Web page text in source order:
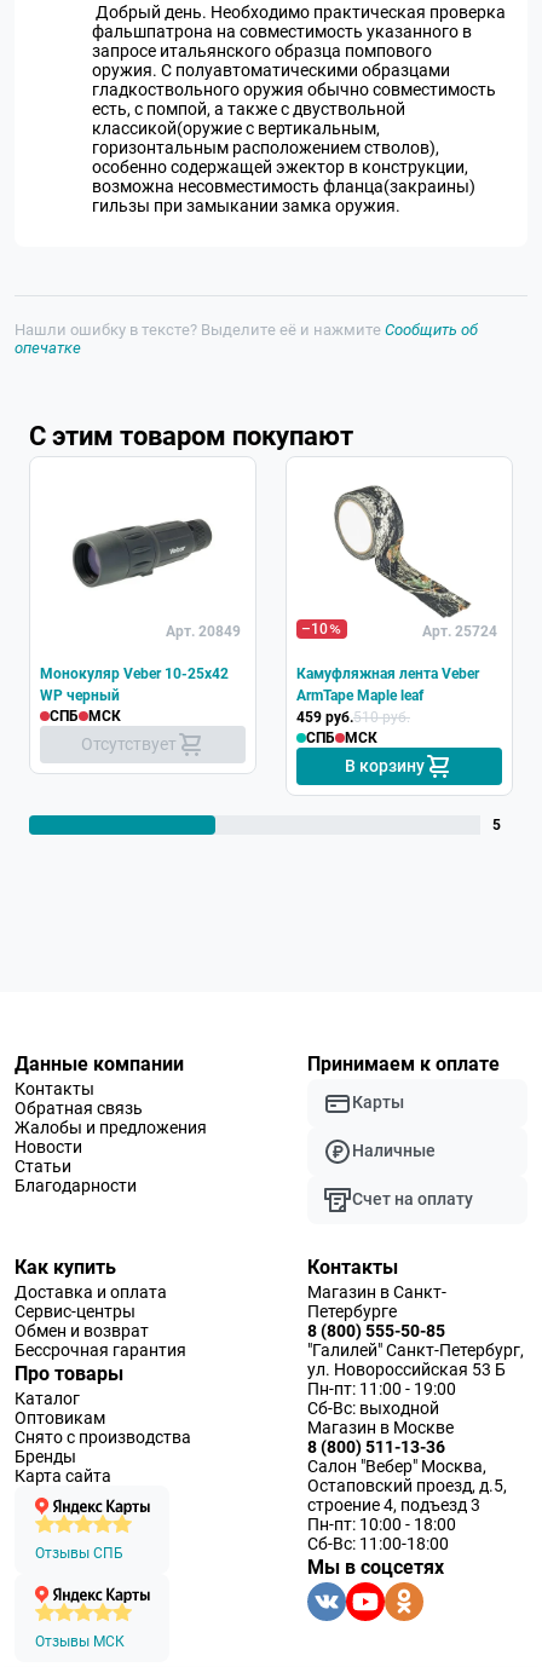
Добрый день. Необходимо практическая проверка
фальшпатрона на совместимость указанного в
запросе итальянского образца помпового
оружия. С полуавтоматическими образцами
гладкоствольного оружия обычно совместимость
есть, с помпой, а также с двуствольной
классикой(оружие с вертикальным,
горизонтальным расположением стволов),
особенно содержащей эжектор в конструкции,
возможна несовместимость фланца(закраины)
гильзы при замыкании замка оружия.
Нашли ошибку в тексте? Выделите её и нажмите Сообщить об
опечатке
С этим товаром покупают
Арт. 20849
Монокуляр Veber 10-25x42
WP черный
СПБ
МСК
Отсутствует
–10 Арт. 25724
Камуфляжная лента Veber
ArmTape Maple leaf
459 руб.510 руб.
СПБ
МСК
В корзину
5
Данные компании
Контакты
Обратная связь
Жалобы и предложения
Новости
Статьи
Благодарности
Принимаем к оплате
Карты
Наличные
Счет на оплату
Как купить
Доставка и оплата
Сервис-центры
Обмен и возврат
Бессрочная гарантия
Про товары
Каталог
Оптовикам
Снято с производства
Бренды
Карта сайта
Отзывы СПБ
Отзывы МСК
Контакты
Магазин в Санкт-
Петербурге
8 (800) 555-50-85
"Галилей" Санкт-Петербург,
ул. Новороссийская 53 Б
Пн-пт: 11:00 - 19:00
Сб-Вс: выходной
Магазин в Москве
8 (800) 511-13-36
Салон "Вебер" Москва,
Остаповский проезд, д.5,
строение 4, подъезд 3
Пн-пт: 10:00 - 18:00
Сб-Вс: 11:00-18:00
Мы в соцсетях